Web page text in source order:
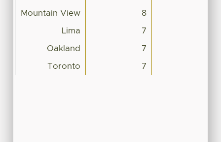
Mountain View 8
Lima 7
Oakland 7
Toronto 7